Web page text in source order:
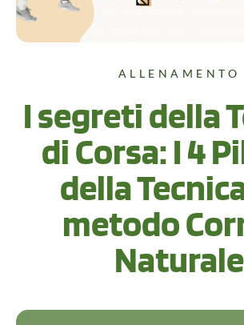
ALLENAMENTO
I segreti della
di Corsa: I 4
della
metodo
Naturale